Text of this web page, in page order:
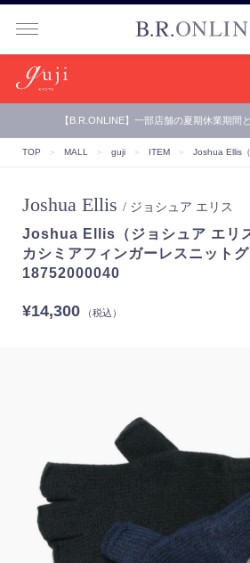
【B.R.ONLINE】一部店舗の夏期休業期間
TOP ＞ MALL ＞ guji ＞ ITEM ＞ Joshua Ellis
Joshua Ellis / ジョシュア エリス
Joshua Ellis（ジョシュア エリ
カシミアフィンガーレスニット
18752000040
¥14,300（税込）